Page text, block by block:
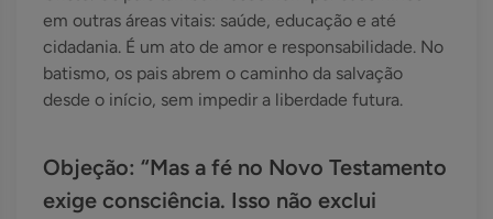
em outras áreas vitais: saúde, educação e até
cidadania. É um ato de amor e responsabilidade. No
batismo, os pais abrem o caminho da salvação
desde o início, sem impedir a liberdade futura.
Objeção: “Mas a fé no Novo Testamento
exige consciência. Isso não exclui